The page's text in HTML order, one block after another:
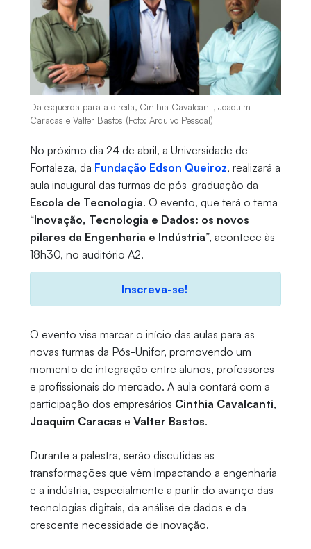
Da esquerda para a direita, Cinthia Cavalcanti, Joaquim
Caracas e Valter Bastos (Foto: Arquivo Pessoal)
No próximo dia 24 de abril, a Universidade de
Fortaleza, da Fundação Edson Queiroz, realizará a
aula inaugural das turmas de pós-graduação da
Escola de Tecnologia. O evento, que terá o tema
“Inovação, Tecnologia e Dados: os novos
pilares da Engenharia e Indústria”, acontece às
18h30, no auditório A2.
Inscreva-se!
O evento visa marcar o início das aulas para as
novas turmas da Pós-Unifor, promovendo um
momento de integração entre alunos, professores
e profissionais do mercado. A aula contará com a
participação dos empresários Cinthia Cavalcanti,
Joaquim Caracas e Valter Bastos.
Durante a palestra, serão discutidas as
transformações que vêm impactando a engenharia
e a indústria, especialmente a partir do avanço das
tecnologias digitais, da análise de dados e da
crescente necessidade de inovação.